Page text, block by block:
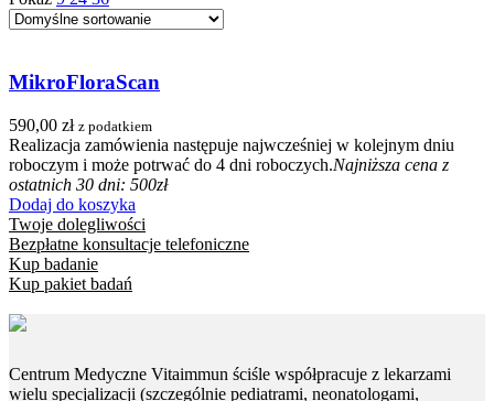
MikroFloraScan
590,00 zł z podatkiem
Realizacja zamówienia następuje najwcześniej w kolejnym dniu
roboczym i może potrwać do 4 dni roboczych.Najniższa cena z
ostatnich 30 dni: 500zł
Dodaj do koszyka
Twoje dolegliwości
Bezpłatne konsultacje telefoniczne
Kup badanie
Kup pakiet badań
Centrum Medyczne Vitaimmun ściśle współpracuje z lekarzami
wielu specjalizacji (szczególnie pediatrami, neonatologami,